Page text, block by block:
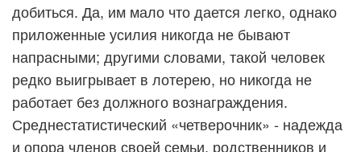
добиться. Да, им мало что дается легко, однако
приложенные усилия никогда не бывают
напрасными; другими словами, такой человек
редко выигрывает в лотерею, но никогда не
работает без должного вознаграждения.
Среднестатистический «четверочник» - надежда
и опора членов своей семьи, родственников и